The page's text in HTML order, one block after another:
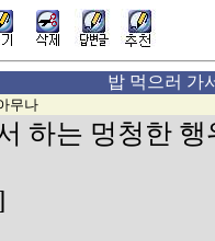
밥 먹으러 가
무나
하는 멍청한 행